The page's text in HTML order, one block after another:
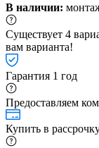
В наличии:
Существует 4
вам варианта!
Гарантия 1 год
Предоставляем
Купить в